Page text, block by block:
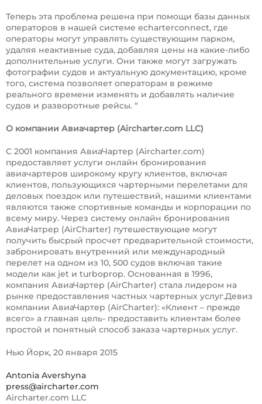
Теперь эта проблема решена при помощи базы данных
операторов в нашей системе echarterconnect, где
операторы могут управлять существующим парком,
удаляя неактивные суда, добавляя цены на какие-либо
дополнительные услуги. Они также могут загружать
фотографии судов и актуальную документацию, кроме
того, система позволяет операторам в режиме
реального времени изменять и добавлять наличие
судов и разворотные рейсы. “
О компании Авиачартер (Aircharter.com LLC)
C 2001 компания АвиаЧартер (Aircharter.com)
предоставляет услуги онлайн бронирования
авиачартеров широкому кругу клиентов, включая
клиентов, пользующихся чартерными перелетами для
деловых поездок или путешествий, нашими клиентами
являются также спортивные команды и корпорации по
всему миру. Через систему онлайн бронирования
АвиаЧатрер (AirCharter) путешествующие могут
получить бысрый просчет предварительной стоимости,
забронировать внутренний или международный
перелет на одном из 10, 500 судов включая такие
модели как jet и turboprop. Основанная в 1996,
компания АвиаЧартер (AirCharter) стала лидером на
рынке предоставления частных чартерных услуг.Девиз
компании АвиаЧартер (AirCharter): «Клиент – прежде
всего» а главная цель- предоставить клиентам более
простой и понятный способ заказа чартерных услуг.
Нью Йорк, 20 января 2015
Antonia Avershyna
press@aircharter.com
Aircharter.com LLC